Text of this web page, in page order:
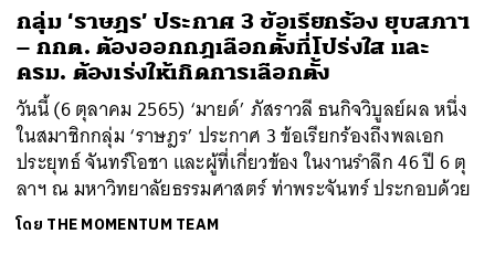
กลุ่ม ‘ราษฎร’ ประกาศ 3 ข้อเรียกร้อง ยุบสภาฯ
– กกต. ต้องออกกฎเลือกตั้งที่โปร่งใส และ
ครม. ต้องเร่งให้เกิดการเลือกตั้ง
วันนี้ (6 ตุลาคม 2565) ‘มายด์’ ภัสราวลี ธนกิจวิบูลย์ผล หนึ่ง
ในสมาชิกกลุ่ม ‘ราษฎร’ ประกาศ 3 ข้อเรียกร้องถึงพลเอก
ประยุทธ์ จันทร์โอชา และผู้ที่เกี่ยวข้อง ในงานรำลึก 46 ปี 6 ตุ
ลาฯ ณ มหาวิทยาลัยธรรมศาสตร์ ท่าพระจันทร์ ประกอบด้วย
โดย THE MOMENTUM TEAM